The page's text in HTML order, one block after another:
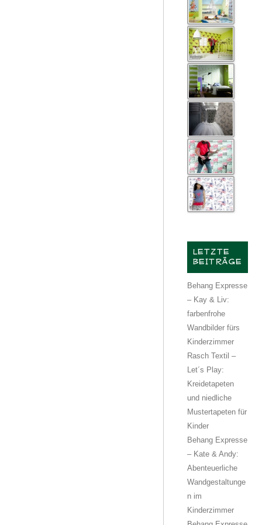
LETZTE
BEITRÄGE
Behang Expresse
– Kay & Liv:
farbenfrohe
Wandbilder fürs
Kinderzimmer
Rasch Textil –
Let´s Play:
Kreidetapeten
und niedliche
Mustertapeten für
Kinder
Behang Expresse
– Kate & Andy:
Abenteuerliche
Wandgestaltunge
n im
Kinderzimmer